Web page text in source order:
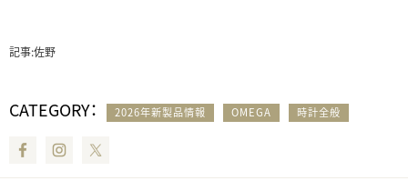
記事:佐野
CATEGORY： 2026年新製品情報 OMEGA 時計全般
FacebookInstagram